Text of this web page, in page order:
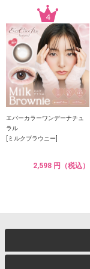
エバーカラーワンデーナチュ
ラル
[ミルクブラウニー]
2,598 円（税込）